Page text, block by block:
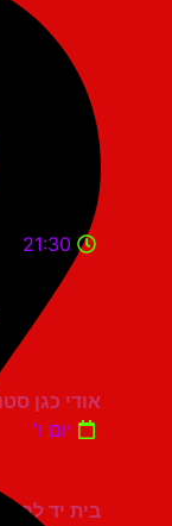
בית יד לבנים אשדוד
21:30
אודי כגן סטנדאפ
יום ו'